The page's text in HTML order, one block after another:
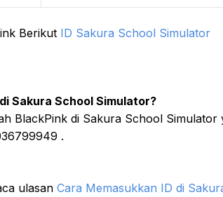
Berikut ID Sakura School Simulator
Sakura School Simulator?
BlackPink di Sakura School Simulator
.
ulasan Cara Memasukkan ID di